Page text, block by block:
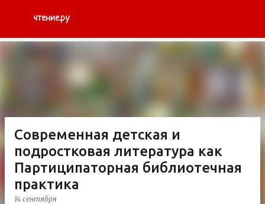
чтение.ру
Современная детская и
подростковая литература как
Партиципаторная библиотечная
практика
14 сентября